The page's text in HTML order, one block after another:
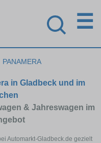
☰
PANAMERA
in Gladbeck und im
& Jahreswagen im
Automarkt-Gladbeck.de gezielt